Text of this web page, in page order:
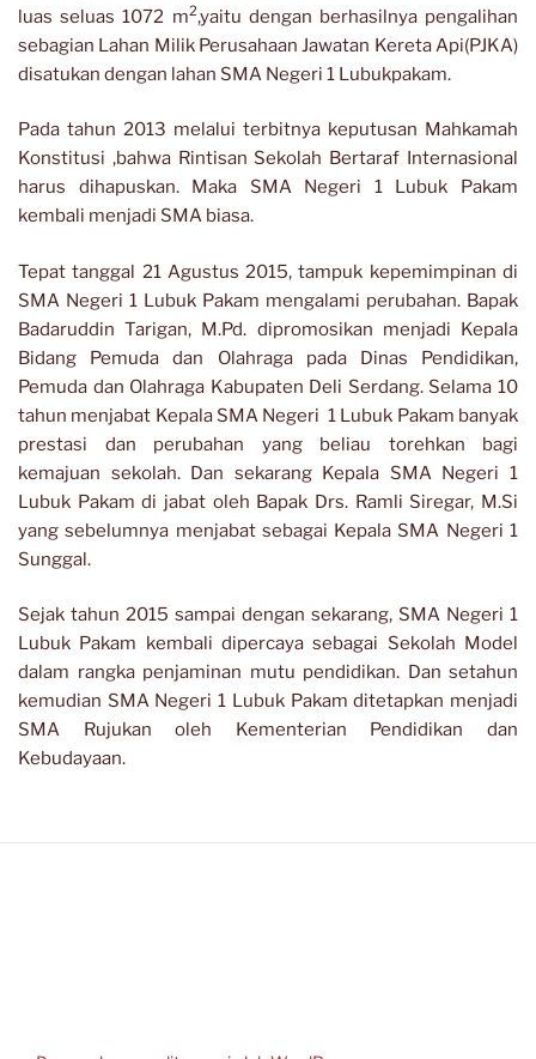
luas seluas 1072 m2,yaitu dengan berhasilnya pengalihan
sebagian Lahan Milik Perusahaan Jawatan Kereta Api(PJKA)
disatukan dengan lahan SMA Negeri 1 Lubukpakam.
Pada tahun 2013 melalui terbitnya keputusan Mahkamah
Konstitusi ,bahwa Rintisan Sekolah Bertaraf Internasional
harus dihapuskan. Maka SMA Negeri 1 Lubuk Pakam
kembali menjadi SMA biasa.
Tepat tanggal 21 Agustus 2015, tampuk kepemimpinan di
SMA Negeri 1 Lubuk Pakam mengalami perubahan. Bapak
Badaruddin Tarigan, M.Pd. dipromosikan menjadi Kepala
Bidang Pemuda dan Olahraga pada Dinas Pendidikan,
Pemuda dan Olahraga Kabupaten Deli Serdang. Selama 10
tahun menjabat Kepala SMA Negeri 1 Lubuk Pakam banyak
prestasi dan perubahan yang beliau torehkan bagi
kemajuan sekolah. Dan sekarang Kepala SMA Negeri 1
Lubuk Pakam di jabat oleh Bapak Drs. Ramli Siregar, M.Si
yang sebelumnya menjabat sebagai Kepala SMA Negeri 1
Sunggal.
Sejak tahun 2015 sampai dengan sekarang, SMA Negeri 1
Lubuk Pakam kembali dipercaya sebagai Sekolah Model
dalam rangka penjaminan mutu pendidikan. Dan setahun
kemudian SMA Negeri 1 Lubuk Pakam ditetapkan menjadi
SMA Rujukan oleh Kementerian Pendidikan dan
Kebudayaan.